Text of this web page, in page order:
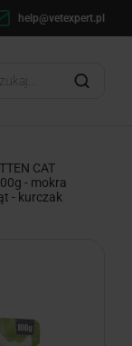
help@vetexpert.pl
CAT
- mokra
- kurczak